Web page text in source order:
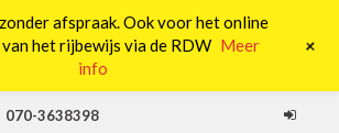
070-3638398
afspraak. Ook voor het online
het rijbewijs via de RDW Meer
info
+